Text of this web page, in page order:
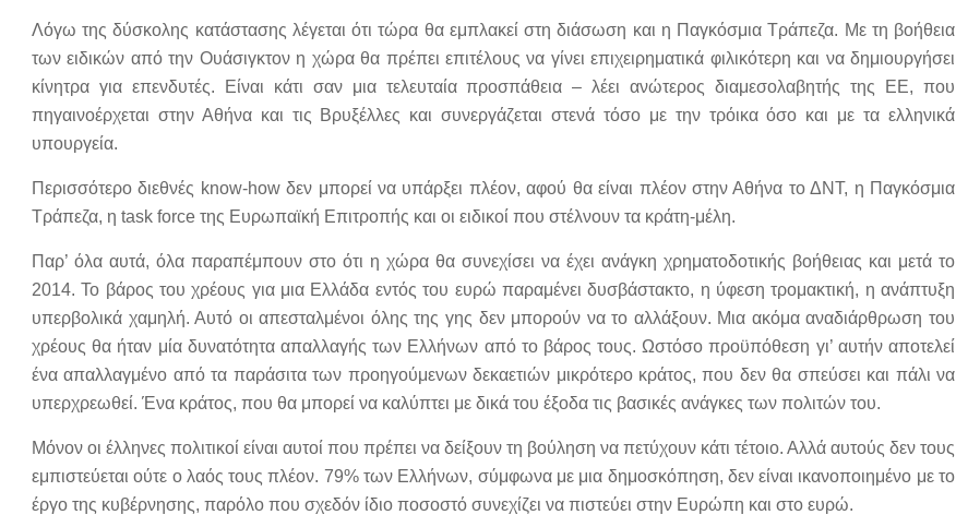
Λόγω της δύσκολης κατάστασης λέγεται ότι τώρα θα εμπλακεί στη διάσωση και η Παγκόσμια Τράπεζα. Με τη βοήθεια
των ειδικών από την Ουάσιγκτον η χώρα θα πρέπει επιτέλους να γίνει επιχειρηματικά φιλικότερη και να δημιουργήσει
κίνητρα για επενδυτές. Είναι κάτι σαν μια τελευταία προσπάθεια – λέει ανώτερος διαμεσολαβητής της ΕΕ, που
πηγαινοέρχεται στην Αθήνα και τις Βρυξέλλες και συνεργάζεται στενά τόσο με την τρόικα όσο και με τα ελληνικά
υπουργεία.
Περισσότερο διεθνές know-how δεν μπορεί να υπάρξει πλέον, αφού θα είναι πλέον στην Αθήνα το ΔΝΤ, η Παγκόσμια
Τράπεζα, η task force της Ευρωπαϊκή Επιτροπής και οι ειδικοί που στέλνουν τα κράτη-μέλη.
Παρ’ όλα αυτά, όλα παραπέμπουν στο ότι η χώρα θα συνεχίσει να έχει ανάγκη χρηματοδοτικής βοήθειας και μετά το
2014. Το βάρος του χρέους για μια Ελλάδα εντός του ευρώ παραμένει δυσβάστακτο, η ύφεση τρομακτική, η ανάπτυξη
υπερβολικά χαμηλή. Αυτό οι απεσταλμένοι όλης της γης δεν μπορούν να το αλλάξουν. Μια ακόμα αναδιάρθρωση του
χρέους θα ήταν μία δυνατότητα απαλλαγής των Ελλήνων από το βάρος τους. Ωστόσο προϋπόθεση γι’ αυτήν αποτελεί
ένα απαλλαγμένο από τα παράσιτα των προηγούμενων δεκαετιών μικρότερο κράτος, που δεν θα σπεύσει και πάλι να
υπερχρεωθεί. Ένα κράτος, που θα μπορεί να καλύπτει με δικά του έξοδα τις βασικές ανάγκες των πολιτών του.
Μόνον οι έλληνες πολιτικοί είναι αυτοί που πρέπει να δείξουν τη βούληση να πετύχουν κάτι τέτοιο. Αλλά αυτούς δεν τους
εμπιστεύεται ούτε ο λαός τους πλέον. 79% των Ελλήνων, σύμφωνα με μια δημοσκόπηση, δεν είναι ικανοποιημένο με το
έργο της κυβέρνησης, παρόλο που σχεδόν ίδιο ποσοστό συνεχίζει να πιστεύει στην Ευρώπη και στο ευρώ.